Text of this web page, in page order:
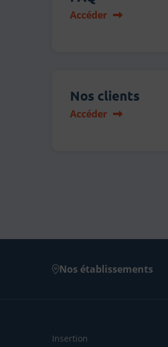
Accéder
Nos clients
Accéder
Nos établissements
Insertion